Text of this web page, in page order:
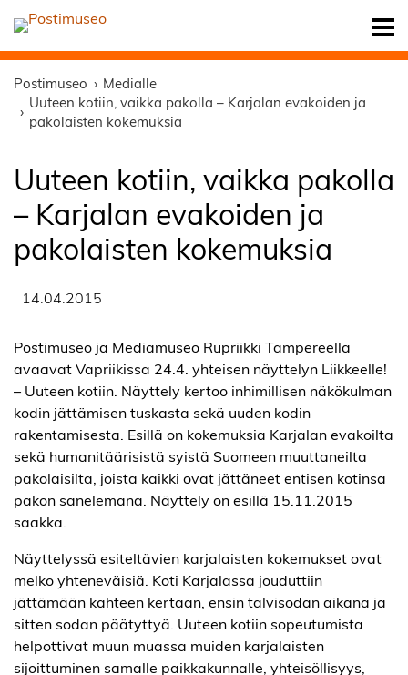
Postimuseo
Medialle
Uuteen kotiin, vaikka pakolla – Karjalan evakoiden ja
pakolaisten kokemuksia
Uuteen kotiin, vaikka pakolla
– Karjalan evakoiden ja
pakolaisten kokemuksia
14.04.2015
Postimuseo ja Mediamuseo Rupriikki Tampereella
avaavat Vapriikissa 24.4. yhteisen näyttelyn Liikkeelle!
– Uuteen kotiin. Näyttely kertoo inhimillisen näkökulman
kodin jättämisen tuskasta sekä uuden kodin
rakentamisesta. Esillä on kokemuksia Karjalan evakoilta
sekä humanitäärisistä syistä Suomeen muuttaneilta
pakolaisilta, joista kaikki ovat jättäneet entisen kotinsa
pakon sanelemana. Näyttely on esillä 15.11.2015
saakka.
Näyttelyssä esiteltävien karjalaisten kokemukset ovat
melko yhteneväisiä. Koti Karjalassa jouduttiin
jättämään kahteen kertaan, ensin talvisodan aikana ja
sitten sodan päätyttyä. Uuteen kotiin sopeutumista
helpottivat muun muassa muiden karjalaisten
sijoittuminen samalle paikkakunnalle, yhteisöllisyys,